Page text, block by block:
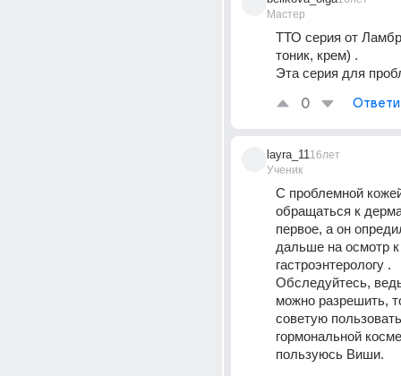
Мастер
ТТО серия от
тоник, крем) .
Эта серия для
0
layra_11
Ученик
16лет
С проблемной
обращаться к
первое, а он
дальше на осмотр к
гастроэнтерологу .
Обследуйтесь,
можно разрешить,
советую
гормональной
пользуюсь Виши.